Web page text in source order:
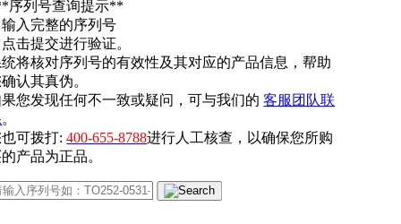
序列号查询提示**
输入完整的序列号
点击提交进行验证。
将核对序列号的有效性及其对应的产品信息，帮助
认其真伪。
您发现任何不一致或疑问，可与我们的客服团队联
。
也可拨打:400-655-8788进行人工核查，以确保您所购
产品为正品。